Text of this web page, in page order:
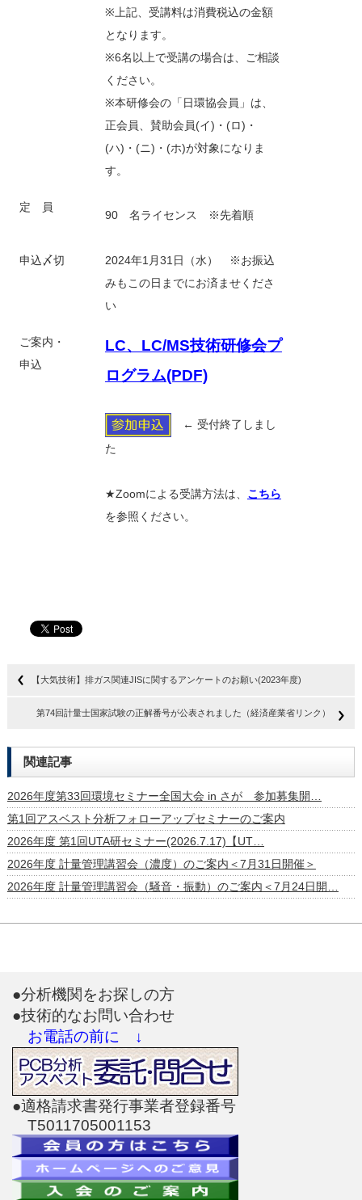
※上記、受講料は消費税込の金額
となります。
※6名以上で受講の場合は、ご相談
ください。
※本研修会の「日環協会員」は、
正会員、賛助会員(イ)・(ロ)・
(ハ)・(ニ)・(ホ)が対象になりま
す。
定 員
90 名ライセンス ※先着順
申込〆切
2024年1月31日（水） ※お振込
みもこの日までにお済ませくださ
い
ご案内・
申込
LC、LC/MS技術研修会プ
ログラム(PDF)
← 受付終了しまし
た
★Zoomによる受講方法は、 こちら
を参照ください。
【大気技術】排ガス関連JISに関するアンケートのお願い(2023年度)
第74回計量士国家試験の正解番号が公表されました（経済産業省リンク）
関連記事
2026年度第33回環境セミナー全国大会 in さが 参加募集開…
第1回アスベスト分析フォローアップセミナーのご案内
2026年度 第1回UTA研セミナー(2026.7.17)【UT…
2026年度 計量管理講習会（濃度）のご案内＜7月31日開催＞
2026年度 計量管理講習会（騒音・振動）のご案内＜7月24日開…
●分析機関をお探しの方
●技術的なお問い合わせ
お電話の前に ↓
●適格請求書発行事業者登録番号
T5011705001153